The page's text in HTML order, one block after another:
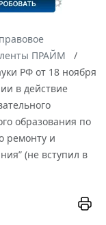
ПРАЙМ
РФ от 18 ноября
в действие
образования по
ремонту и
(не вступил в